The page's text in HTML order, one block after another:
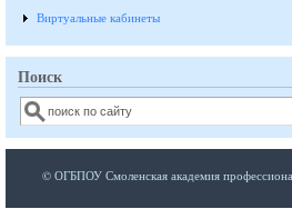
Виртуальные кабинеты
Поиск
Поиск
© ОГБПОУ Смоленская академия